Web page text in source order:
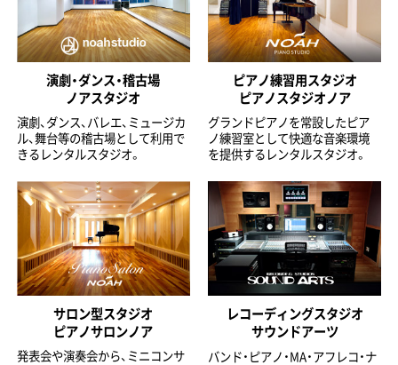
演劇・ダンス・稽古場
ノアスタジオ
演劇、ダンス、バレエ、ミュージカ
ル、舞台等の稽古場として利用で
きるレンタルスタジオ。
ピアノ練習用スタジオ
ピアノスタジオノア
グランドピアノを常設したピア
ノ練習室として快適な音楽環境
を提供するレンタルスタジオ。
サロン型スタジオ
ピアノサロンノア
発表会や演奏会から、ミニコンサ
レコーディングスタジオ
サウンドアーツ
バンド・ピアノ・MA・アフレコ・ナ